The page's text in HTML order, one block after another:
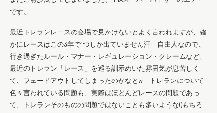
です。
最近トレランレースの会場で見かけないとよく言われますが、確
かにレースはこの3年で1つしか出ていません汗 自由人なので、
行き過ぎたルール・マナー・レギュレーション・クレームなど、
最近のトレラン「レース」を巡る訓示めいた雰囲気が息苦しく
て、フェードアウトしてしまったのかなとw トレランについて
色々言われている問題も、実際はほとんどレースの問題であっ
て、トレランそのものの問題ではないことも多いような((もちろ